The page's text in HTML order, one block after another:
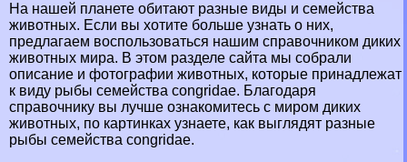
На нашей планете обитают разные виды и семейства
животных. Если вы хотите больше узнать о них,
предлагаем воспользоваться нашим справочником диких
животных мира. В этом разделе сайта мы собрали
описание и фотографии животных, которые принадлежат
к виду рыбы семейства congridae. Благодаря
справочнику вы лучше ознакомитесь с миром диких
животных, по картинках узнаете, как выглядят разные
рыбы семейства congridae.